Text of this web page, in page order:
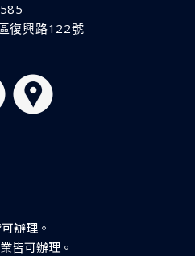
復興路122號
辦理。
皆可辦理。